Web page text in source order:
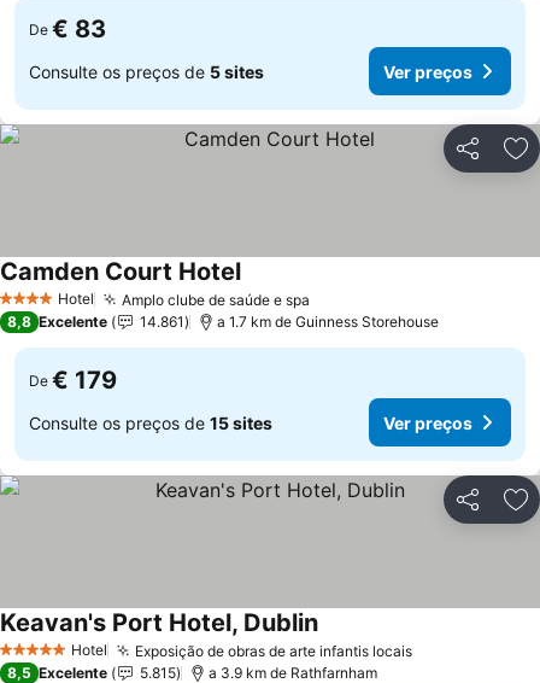
De € 83
Consulte os preços de 5 sites Ver preços
Partilhar
4 EstrelasHotel Amplo clube de saúde e spa
Camden Court HotelVer preços
8,8 Excelente 14.861 a 1.7 km de Guinness Storehouse
De € 179
Consulte os preços de 15 sites Ver preços
Partilhar
5 Estrelas Hotel Exposição de obras de arte infantis locaisVer preços
Keavan's Port Hotel, DublinVer preços
8,5 Excelente 5.815 a 3.9 km de Rathfarnham